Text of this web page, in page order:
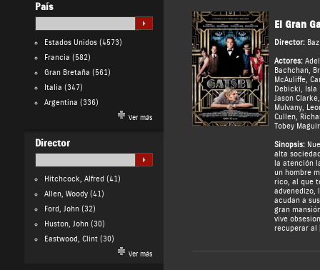
País
Estados Unidos(4573)
Francia (582)
Gran Bretaña (561)
Italia (347)
Argentina (336)
Ver más
Director
Hitchcock, Alfred (41)
Allen, Woody(41)
Ford, John(32)
Huston, John(30)
Eastwood, Clint(30)
Ver más
El Gran
Director:
Actores:
Bachchan,
McAuliffe,
Debicki, Isla
Jason Clarke
Mulvany,
Cullen,
Tobey
Sinopsis:
alta
la atención
un hombre
rico, al que
advenedizo,
acudan a
gran
vive
recuperar